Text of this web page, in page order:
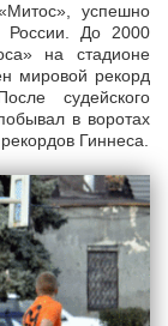
успешно
России. До 2000
на стадионе
мировой рекорд
судейского
в воротах
Гиннеса.